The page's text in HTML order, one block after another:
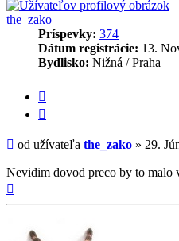
the_zako
Príspevky: 374
Dátum registrácie: 13.
Bydlisko: Nižná / Praha
Príspevok
od užívateľa the_zako » 29.
Nevidim dovod preco by to malo